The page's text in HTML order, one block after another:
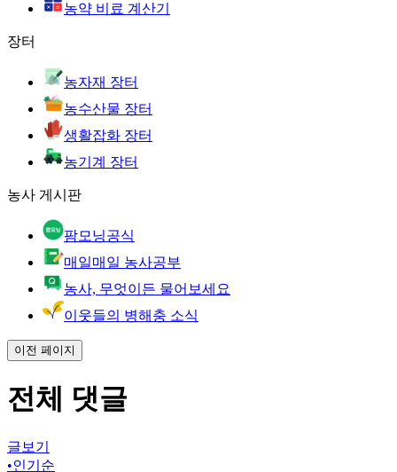
농약 비료 계산기
장터
농자재 장터
농수산물 장터
생활잡화 장터
농기계 장터
농사 게시판
팜모닝공식
매일매일 농사공부
농사, 무엇이든 물어보세요
이웃들의 병해충 소식
이전 페이지
전체 댓글
글보기
•인기순